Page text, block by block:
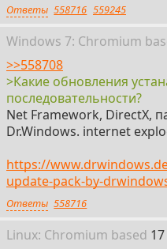
Ответы 558716 559245
Windows 7: Chromium
>>558708
>Какие обновления
последовательности?
Net Framework, DirectX,
Dr.Windows. internet
https://
update-pack-by-
Ответы 558716
Linux: Chromium based 55